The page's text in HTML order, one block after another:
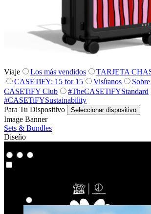
Viaje Los más vendidos
TARJETA
CASETiFY: 15 for 15
Visítanos
CASETiFY Club
#TheCASETiFYStandard
#CASETiFYSustainability
Para Tu Dispositivo
Seleccionar dispositivo
Image Banner
Sets & Bundles
Diseño